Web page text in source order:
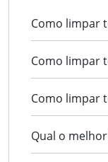
Como limpar
Como limpar
Como limpar
Qual o